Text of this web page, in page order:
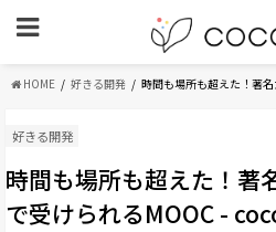
HOME 好きる開発 時間も場所も超えた！著
好きる開発
時間も場所も超えた！著
で受けられるMOOC -